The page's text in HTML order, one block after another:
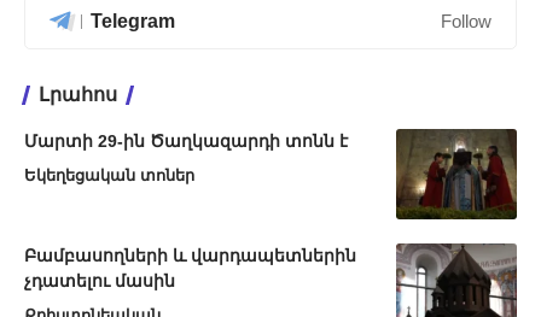
Telegram Follow
Լրահոս
Մարտի 29-ին Ծաղկազարդի տոնն է
Եկեղեցական տոներ
Բամբասողների և վարդապետներին
չդատելու մասին